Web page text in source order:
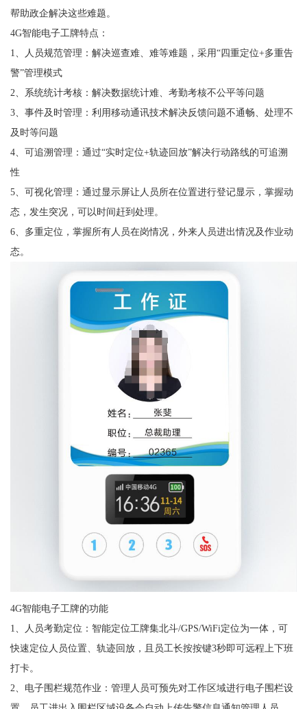
帮助政企解决这些难题。
4G智能电子工牌特点：
1、人员规范管理：解决巡查难、难等难题，采用“四重定位+多重告
警”管理模式
2、系统统计考核：解决数据统计难、考勤考核不公平等问题
3、事件及时管理：利用移动通讯技术解决反馈问题不通畅、处理不
及时等问题
4、可追溯管理：通过“实时定位+轨迹回放”解决行动路线的可追溯
性
5、可视化管理：通过显示屏让人员所在位置进行登记显示，掌握动
态，发生突况，可以时间赶到处理。
6、多重定位，掌握所有人员在岗情况，外来人员进出情况及作业动
态。
4G智能电子工牌的功能
1、人员考勤定位：智能定位工牌集北斗/GPS/WiFi定位为一体，可
快速定位人员位置、轨迹回放，且员工长按按键3秒即可远程上下班
打卡。
2、电子围栏规范作业：管理人员可预先对工作区域进行电子围栏设